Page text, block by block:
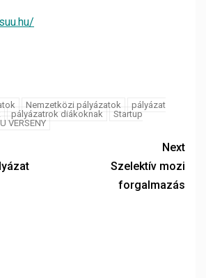
Nemzetközi pályázatok
pályázat
pályázatrok diákoknak
Startup
VERSENY
Next
Szelektív mozi
forgalmazás